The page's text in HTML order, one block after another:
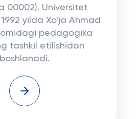
00002). Universitet
yilda Xo'ja Ahmad
pedagogika
tashkil etilishidan
boshlanadi.